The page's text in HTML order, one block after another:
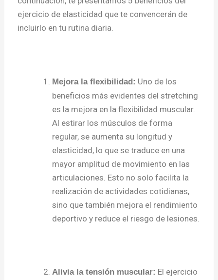
ejercicio de elasticidad que te convencerán de
incluirlo en tu rutina diaria.
Mejora la flexibilidad: Uno de los
beneficios más evidentes del stretching
es la mejora en la flexibilidad muscular.
Al estirar los músculos de forma
regular, se aumenta su longitud y
elasticidad, lo que se traduce en una
mayor amplitud de movimiento en las
articulaciones. Esto no solo facilita la
realización de actividades cotidianas,
sino que también mejora el rendimiento
deportivo y reduce el riesgo de lesiones.
Alivia la tensión muscular: El ejercicio